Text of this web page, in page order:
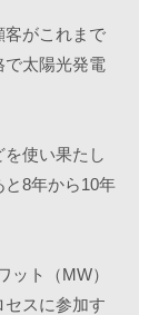
客がこれまで
太陽光発電
を使い果たし
8年から10年
ット（MW）
スに参加す